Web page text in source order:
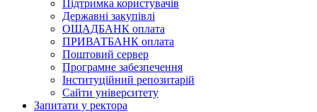
Підтримка користувачів
Державні закупівлі
ОЩАДБАНК оплата
ПРИВАТБАНК оплата
Поштовий сервер
Програмне забезпечення
Інституційний репозитарій
Сайти університету
Запитати у ректора